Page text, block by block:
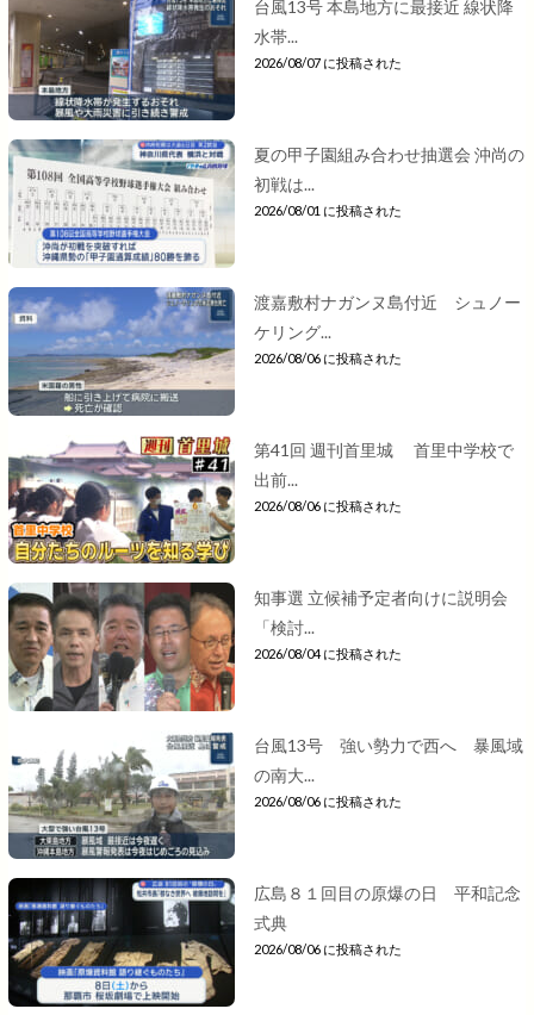
台風13号 本島地方に最接近 線状降
水帯...
2026/08/07 に投稿された
夏の甲子園組み合わせ抽選会 沖尚の
初戦は...
2026/08/01 に投稿された
渡嘉敷村ナガンヌ島付近 シュノー
ケリング...
2026/08/06 に投稿された
第41回 週刊首里城 首里中学校で
出前...
2026/08/06 に投稿された
知事選 立候補予定者向けに説明会
「検討...
2026/08/04 に投稿された
台風13号 強い勢力で西へ 暴風域
の南大...
2026/08/06 に投稿された
広島８１回目の原爆の日 平和記念
式典
2026/08/06 に投稿された